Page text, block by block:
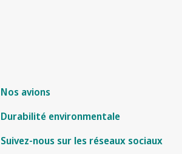
Nos avions
Durabilité environmentale
Suivez-nous sur les réseaux sociaux